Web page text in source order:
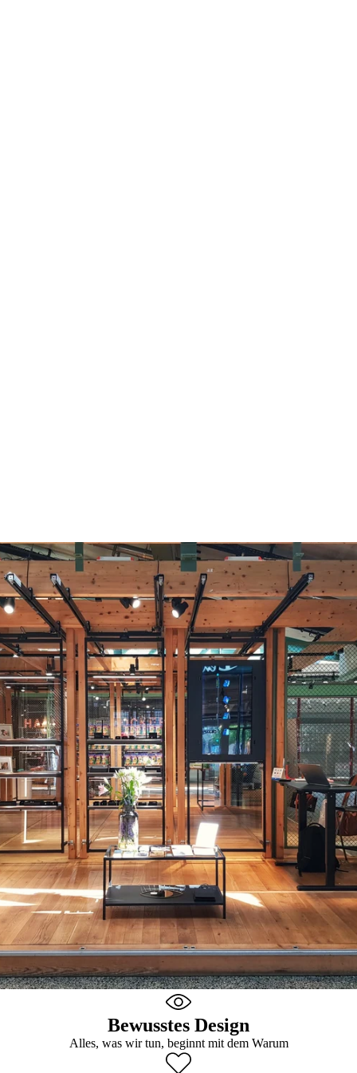
Bewusstes Design
Alles, was wir tun, beginnt mit dem Warum